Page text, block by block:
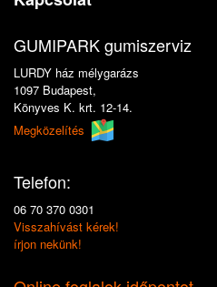
GUMIPARK gumiszerviz
LURDY ház mélygarázs
1097 Budapest,
Könyves K. krt. 12-14.
Megközelítés
Telefon:
06 70 370 0301
Visszahívást kérek!
írjon nekünk!